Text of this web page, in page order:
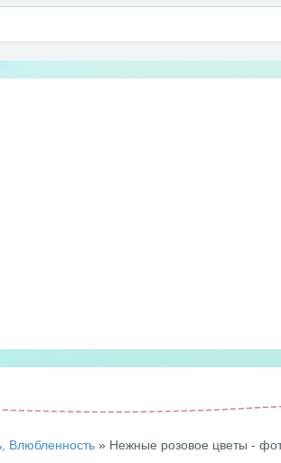
Влюбленность » Нежные розовое цветы -